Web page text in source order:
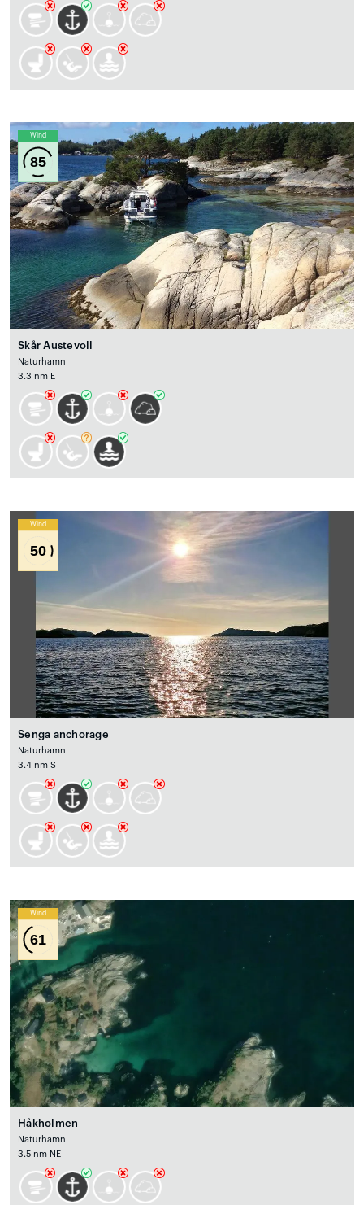
Wind
85
Skår Austevoll
Naturhamn
3.3 nm E
Wind
50
Senga anchorage
Naturhamn
3.4 nm S
Wind
61
Håkholmen
Naturhamn
3.5 nm NE